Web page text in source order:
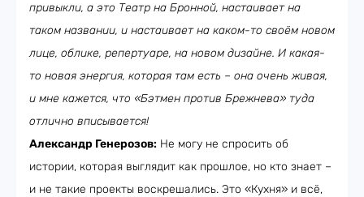
привыкли, а это Театр на Бронной, настаивает на
таком названии, и настаивает на каком-то своём новом
лице, облике, репертуаре, на новом дизайне. И какая-
то новая энергия, которая там есть – она очень живая,
и мне кажется, что «Бэтмен против Брежнева» туда
отлично вписывается!
Александр Генерозов: Не могу не спросить об
истории, которая выглядит как прошлое, но кто знает –
и не такие проекты воскрешались. Это «Кухня» и всё,